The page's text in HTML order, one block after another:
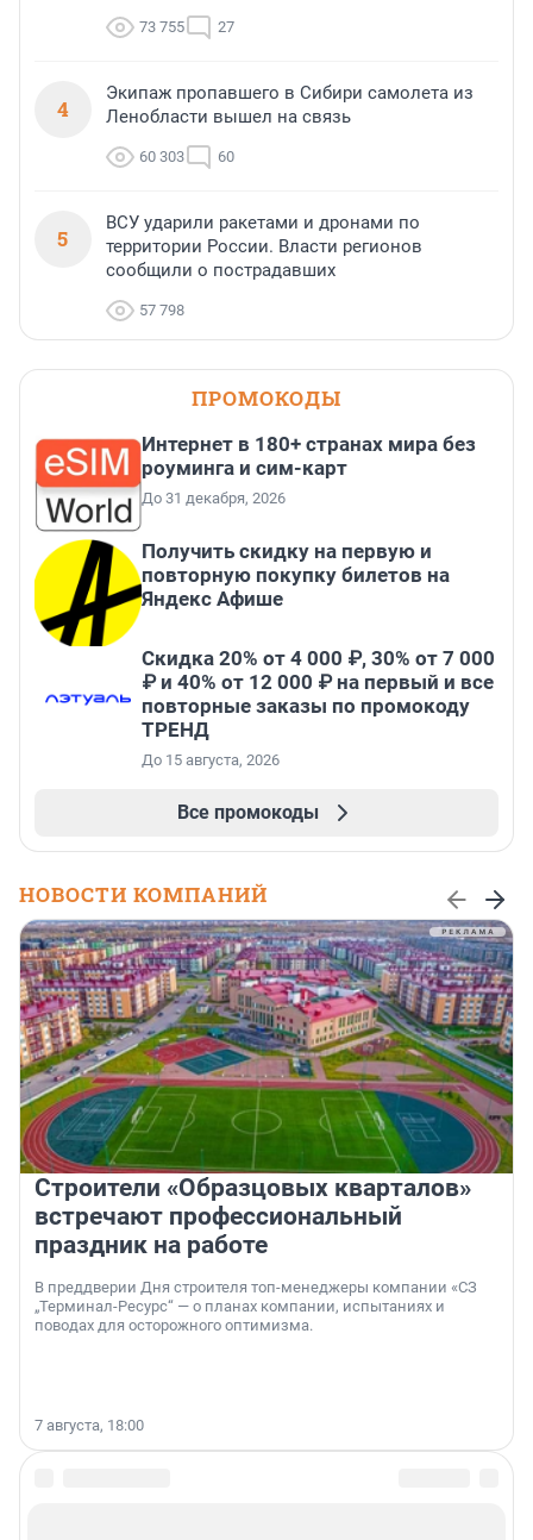
73 755 27
4
Экипаж пропавшего в Сибири самолета из
Ленобласти вышел на связь
60 303 60
5
ВСУ ударили ракетами и дронами по
территории России. Власти регионов
сообщили о пострадавших
57 798
ПРОМОКОДЫ
Интернет в 180+ странах мира без
роуминга и сим-карт
До 31 декабря, 2026
Получить скидку на первую и
повторную покупку билетов на
Яндекс Афише
Скидка 20% от 4 000 ₽, 30% от 7 000
₽ и 40% от 12 000 ₽ на первый и все
повторные заказы по промокоду
ТРЕНД
До 15 августа, 2026
Все промокоды
НОВОСТИ КОМПАНИЙ
Строители «Образцовых кварталов»
встречают профессиональный
праздник на работе
В преддверии Дня строителя топ-менеджеры компании «СЗ
„Терминал-Ресурс“ — о планах компании, испытаниях и
поводах для осторожного оптимизма.
7 августа, 18:00